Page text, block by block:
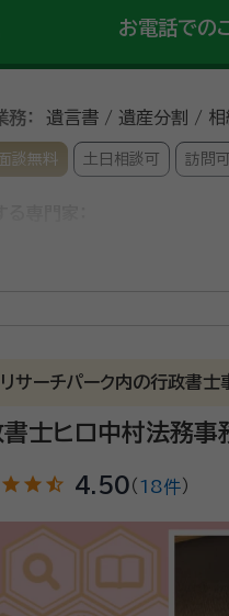
お電話での
： 遺言書 / 遺産分割 /
談無料 土日相談可 訪問可
族の将来を左右する大切なものと考え、ご遺族が争い合うことがない形で遺言書を作成できる
ご相談ください。
サーチパーク内の行政書士
士ヒロ中村法務事
star star star_half 4.50（ 18件）